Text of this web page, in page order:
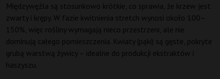
Międzywęźla są stosunkowo krótkie, co sprawia, że krzew jest
zwarty i krępy. W fazie kwitnienia stretch wynosi około 100–
150%, więc rośliny wymagają nieco przestrzeni, ale nie
dominują całego pomieszczenia. Kwiaty (pąki) są gęste, pokryte
grubą warstwą żywicy – idealne do produkcji ekstraktów i
haszyszu.